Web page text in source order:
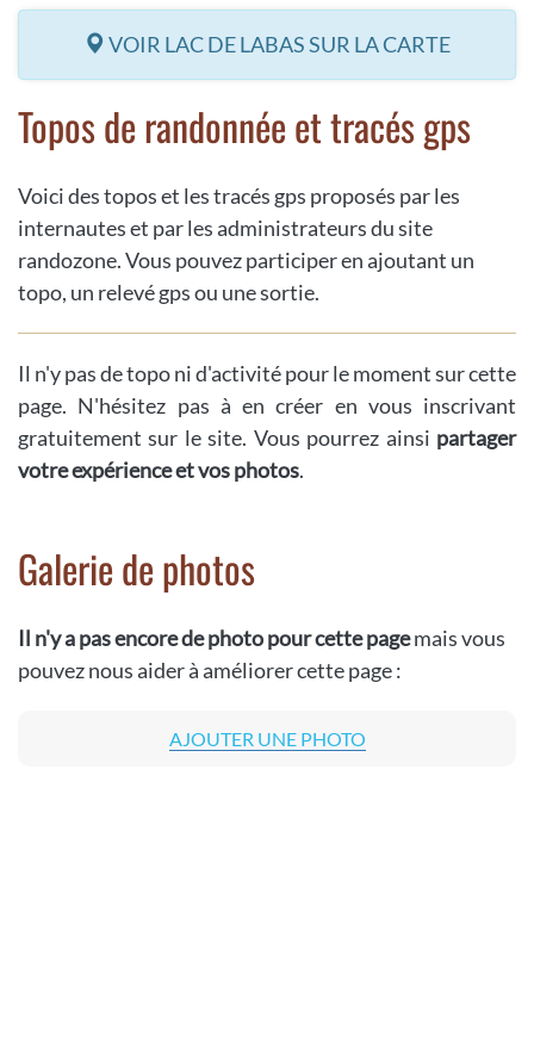
VOIR LAC DE LABAS SUR LA CARTE
Topos de randonnée et tracés gps
Voici des topos et les tracés gps proposés par les
internautes et par les administrateurs du site
randozone. Vous pouvez participer en ajoutant un
topo, un relevé gps ou une sortie.
Il n'y pas de topo ni d'activité pour le moment sur cette
page. N'hésitez pas à en créer en vous inscrivant
gratuitement sur le site. Vous pourrez ainsi partager
votre expérience et vos photos.
Galerie de photos
Il n'y a pas encore de photo pour cette pagemais vous
pouvez nous aider à améliorer cette page :
AJOUTER UNE PHOTO